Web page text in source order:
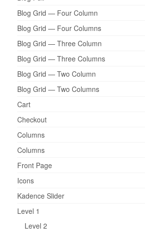
Blog Grid — Four Column
Blog Grid — Four Columns
Blog Grid — Three Column
Blog Grid — Three Columns
Blog Grid — Two Column
Blog Grid — Two Columns
Cart
Checkout
Columns
Columns
Front Page
Icons
Kadence Slider
Level 1
Level 2